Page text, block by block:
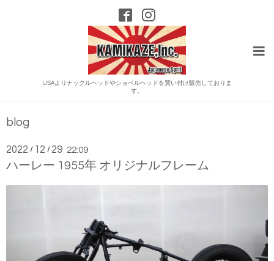
USAよりナックルヘッドやショベルヘッドを買い付け販売しておりま
す。
blog
2022 / 12 / 29 22:09
ハーレー 1955年 オリジナルフレーム